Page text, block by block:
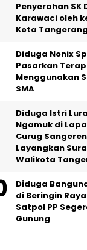
Penyerahan SK
Karawaci oleh
Kota Tangerang
‎Diduga Nonix
Pasarkan
Menggunakan
SMA
‎Diduga Istri
Ngamuk di
Curug
Layangkan
Walikota
Diduga
di Beringin
Satpol PP
Gunung